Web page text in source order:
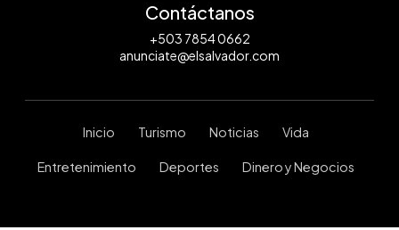
Contáctanos
+503 7854 0662
anunciate@elsalvador.com
Inicio Turismo Noticias Vida
Entretenimiento Deportes Dinero y Negocios